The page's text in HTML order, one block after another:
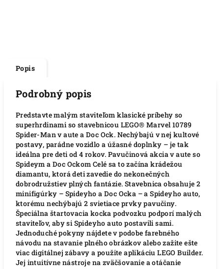
Popis
Podrobný popis
Predstavte malým staviteľom klasické príbehy so
superhrdinami so stavebnicou LEGO® Marvel 10789
Spider-Man v aute a Doc Ock. Nechýbajú v nej kultové
postavy, parádne vozidlo a úžasné doplnky – je tak
ideálna pre deti od 4 rokov. Pavučinová akcia v aute so
Spideym a Doc Ockom Celé sa to začína krádežou
diamantu, ktorá deti zavedie do nekonečných
dobrodružstiev plných fantázie. Stavebnica obsahuje 2
minifigúrky – Spideyho a Doc Ocka – a Spideyho auto,
ktorému nechýbajú 2 svietiace prvky pavučiny.
Špeciálna štartovacia kocka podvozku podporí malých
staviteľov, aby si Spideyho auto postavili sami.
Jednoduché pokyny nájdete v podobe farebného
návodu na stavanie plného obrázkov alebo zažite ešte
viac digitálnej zábavy a použite aplikáciu LEGO Builder.
Jej intuitívne nástroje na zväčšovanie a otáčanie